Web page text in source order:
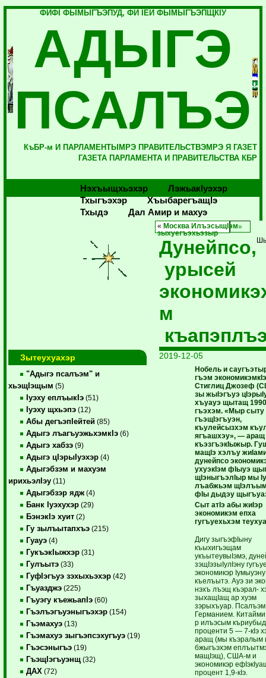
ФИФI ФЫМЫГЪЭПУД, ФИ IЕЙ ФЫМЫГЪЭПЩКIУ
АДЫГЭ
ПСАЛЪЭ
КъБР-м И ПАРЛАМЕНТЫМРЭ ПРАВИТЕЛЬСТВЭМРЭ Я ГАЗЕТ
ГАЗЕТА ПАРЛАМЕНТА И ПРАВИТЕЛЬСТВА КБР
Нэхъыщхьэхэр
Лэжьакlуэхэр
Тхыгъэхэр
Хъыбарегъащlэ
Тхыдэ
Дал Амир и махуэ
Зытеухуахэр
"Адыгэ псалъэм" и
хьэщIэщым (5)
Iуэху еплъыкIэ (51)
Iуэху щхьэпэ (12)
Абы дегъэпIейтей (85)
Адыгэ лъагъуэжьхэмкIэ (6)
Адыгэ хабзэ (9)
Адыгэ цIэрыIуэхэр (4)
Адыгэбзэм и махуэм
ирихьэлIэу (11)
Адыгэбзэр ядж (4)
Банк Iуэхухэр (29)
БэнэкIэ хуит (2)
Гу зылъытапхъэ (215)
Гуауэ (4)
ГукъэкIыжхэр (31)
Гулъытэ (33)
ГуфIэгъуэ зэхыхьэхэр (42)
Гъуазджэ (225)
Гъуэгу къежьапIэ (60)
Гъэлъэгъуэныгъэхэр (154)
Гъэмахуэ (13)
Гъэмахуэ зыгъэпсэхугъуэ (19)
Гъэсэныгъэ (19)
ГъэщIэгъуэнщ (32)
ДАХ (72)
« Москва ИлъэсыщIэм
зыхуегъэхьэзыр
Дунейпсо,
урысей
м
2019-12-05
Нобель и
гъэм
Стиглиц Джозеф
зы жыIэгъуэ
хъуауэ щытащ 1990
гъэхэм. «Мыр сыту
гъэщIэгъуэн,
къулейсызхэм
ягъашхэу», — аращ
къэзгъэкIыжыр.
мащIэ хэлъу
дунейпсо
ухуэкIэм фIыуэ
щIэныгъэлIыр мы
лъабжьэм
фIы дыдэу
Сыт атIэ абы жиIэр
экономикэм епха
гугъуехьхэм
Дигу зыгъэфIыну
къыхигъэщам
укъытеувыIэмэ,
зэщIэзыIулIэну
экономикэр Iумыуэну
къелъытэ. Ауэ зи
нэхъ лъэщ къэрал-
зыхащIащ ар хуэм
зэрыхъуар.
Германием.
р илъэсым
проценти 5 — 7-кIэ
аращ (мы къэралым
бжыгъэхэм
мащIэщ), США-м и
экономикэр
процент 1,9-кIэ.